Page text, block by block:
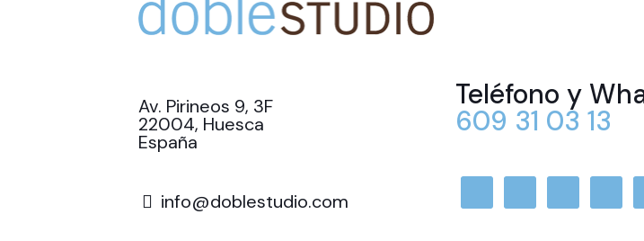
Av. Pirineos 9, 3F
22004, Huesca
España
info@doblestudio.com
Teléfono y
609 31 03 13